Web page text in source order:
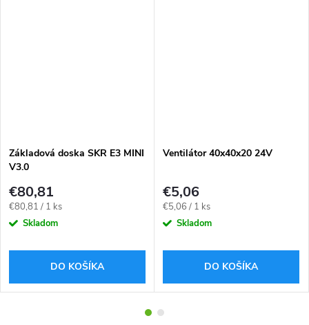
Základová doska SKR E3 MINI
V3.0
€80,81
Jednotková
cena:
€80,81 / 1 ks
Skladom
DO KOŠÍKA
Ventilátor 40x40x20 24V
€5,06
Jednotková
cena:
€5,06 / 1 ks
Skladom
DO KOŠÍKA